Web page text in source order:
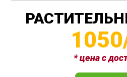
* цена с